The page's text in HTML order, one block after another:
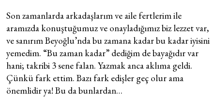
Son zamanlarda arkadaşlarım ve aile fertlerim ile
aramızda konuştuğumuz ve onayladığımız biz lezzet var,
ve sanırım Beyoğlu’nda bu zamana kadar bu kadar iyisini
yemedim. “Bu zaman kadar” dediğim de bayağıdır var
hani; takribi 3 sene falan. Yazmak anca aklıma geldi.
Çünkü fark ettim. Bazı fark edişler geç olur ama
önemlidir ya! Bu da bunlardan…